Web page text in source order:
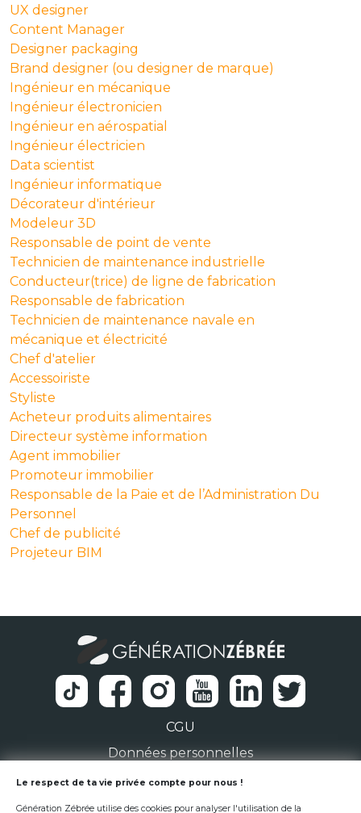
UX designer
Content Manager
Designer packaging
Brand designer (ou designer de marque)
Ingénieur en mécanique
Ingénieur électronicien
Ingénieur en aérospatial
Ingénieur électricien
Data scientist
Ingénieur informatique
Décorateur d'intérieur
Modeleur 3D
Responsable de point de vente
Technicien de maintenance industrielle
Conducteur(trice) de ligne de fabrication
Responsable de fabrication
Technicien de maintenance navale en
mécanique et électricité
Chef d'atelier
Accessoiriste
Styliste
Acheteur produits alimentaires
Directeur système information
Agent immobilier
Promoteur immobilier
Responsable de la Paie et de l’Administration Du
Personnel
Chef de publicité
Projeteur BIM
CGU
Données personnelles
1 Rue de la Noë 44300 Nantes
Le respect de ta vie privée compte pour nous !
Génération Zébrée utilise des cookies pour analyser l'utilisation de la